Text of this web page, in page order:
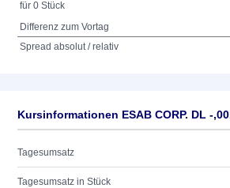
für 0 Stück
Differenz zum Vortag
Spread absolut / relativ
Kursinformationen ESAB CORP. DL -
Tagesumsatz
Tagesumsatz in Stück